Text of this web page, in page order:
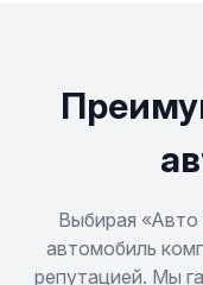
Выбирая
автомобиль
репутацией. Мы